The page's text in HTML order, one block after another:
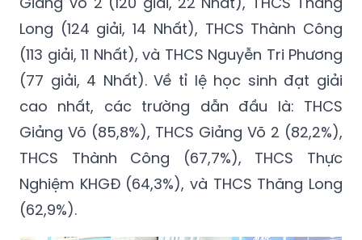
Long (124 giải, 14 Nhất), THCS Thành Công
(113 giải, 11 Nhất), và THCS Nguyễn Tri Phương
(77 giải, 4 Nhất). Về tỉ lệ học sinh đạt giải
cao nhất, các trường dẫn đầu là: THCS
Giảng Võ (85,8%), THCS Giảng Võ 2 (82,2%),
THCS Thành Công (67,7%), THCS Thực
Nghiệm KHGĐ (64,3%), và THCS Thăng Long
(62,9%).